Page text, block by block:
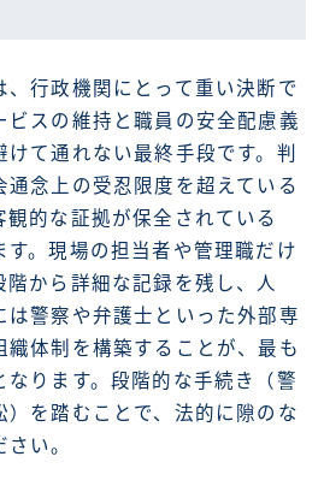
行政機関にとって重い決断で
ビスの維持と職員の安全配慮義
て通れない最終手段です。判
通念上の受忍限度を超えている
的な証拠が保全されている
す。現場の担当者や管理職だけ
階から詳細な記録を残し、人
は警察や弁護士といった外部専
織体制を構築することが、最も
ります。段階的な手続き（警
を踏むことで、法的に隙のな
い。